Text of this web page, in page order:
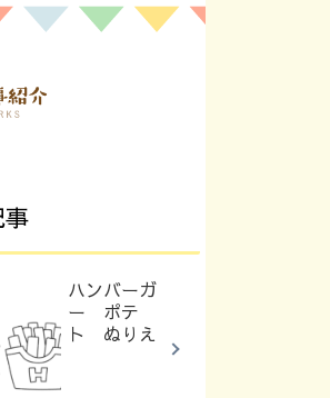
ハンバーガ
ー ポテ
ト ぬりえ